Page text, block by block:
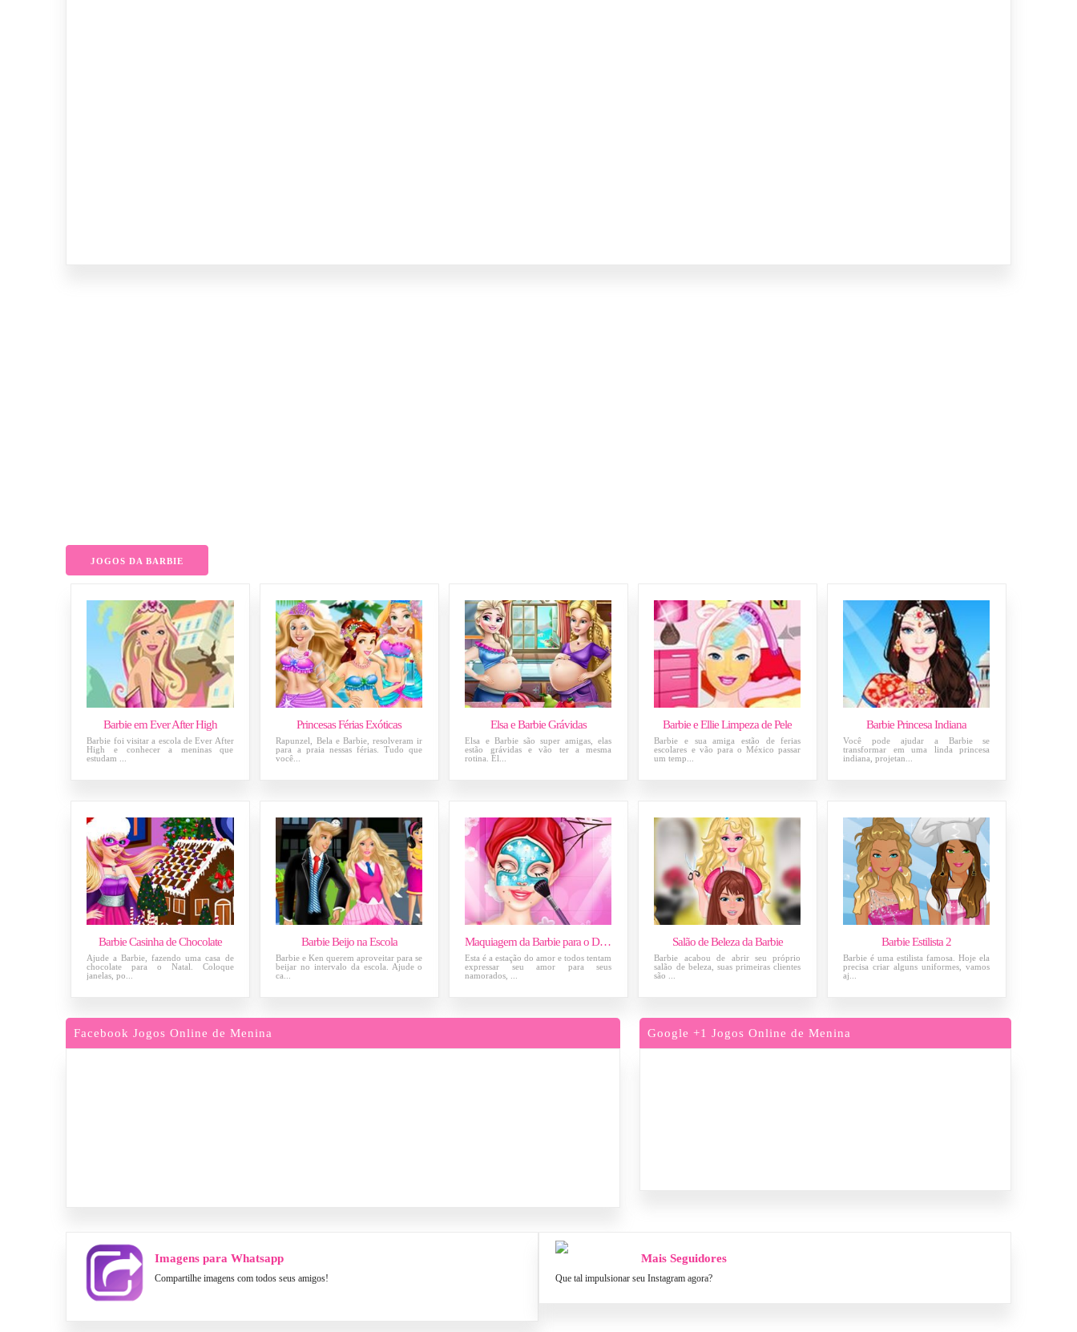
JOGOS DA BARBIE
Barbie em Ever After High
Barbie foi visitar a escola de Ever After
High e conhecer a meninas que
estudam ...
Princesas Férias Exóticas
Rapunzel, Bela e Barbie, resolveram ir
para a praia nessas férias. Tudo que
você...
Elsa e Barbie Grávidas
Elsa e Barbie são super amigas, elas
estão grávidas e vão ter a mesma
rotina. El...
Barbie e Ellie Limpeza de Pele
Barbie e sua amiga estão de ferias
escolares e vão para o México passar
um temp...
Barbie Princesa Indiana
Você pode ajudar a Barbie se
transformar em uma linda princesa
indiana, projetan...
Barbie Casinha de Chocolate
Ajude a Barbie, fazendo uma casa de
chocolate para o Natal. Coloque
janelas, po...
Barbie Beijo na Escola
Barbie e Ken querem aproveitar para se
beijar no intervalo da escola. Ajude o
ca...
Maquiagem da Barbie para o Dia dos Namorados
Esta é a estação do amor e todos tentam
expressar seu amor para seus
namorados, ...
Salão de Beleza da Barbie
Barbie acabou de abrir seu próprio
salão de beleza, suas primeiras clientes
são ...
Barbie Estilista 2
Barbie é uma estilista famosa. Hoje ela
precisa criar alguns uniformes, vamos
aj...
Facebook Jogos Online de Menina Google +1 Jogos Online de Menina
Imagens para Whatsapp
Compartilhe imagens com todos seus amigos!
Mais Seguidores
Que tal impulsionar seu Instagram agora?